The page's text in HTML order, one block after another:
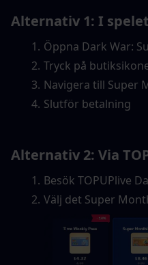
Alternativ 1: I spelet
Öppna Dark War:
Tryck på
Navigera till Super
Slutför betalning
Alternativ 2: Via
Besök TOPUPlive
Välj det Super